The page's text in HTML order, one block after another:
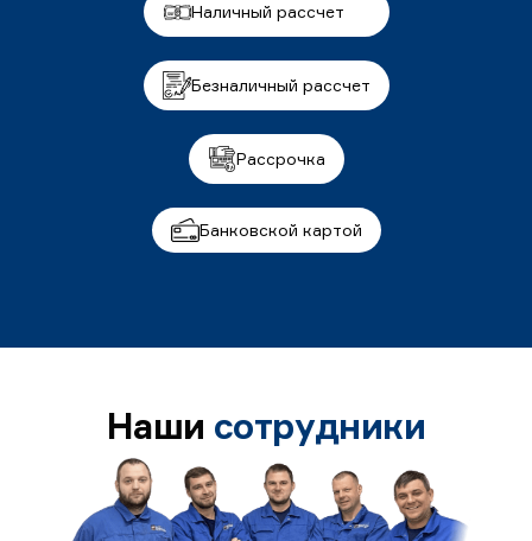
Наличный рассчет
Безналичный рассчет
Рассрочка
Банковской картой
Наши сотрудники